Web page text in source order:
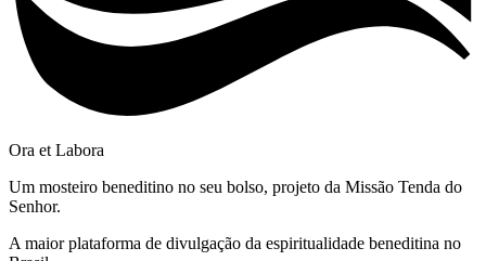
Ora et Labora
Um mosteiro beneditino no seu bolso, projeto da Missão Tenda do
Senhor.
A maior plataforma de divulgação da espiritualidade beneditina no